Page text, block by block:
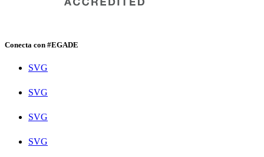
Conecta con #EGADE
SVG
SVG
SVG
SVG